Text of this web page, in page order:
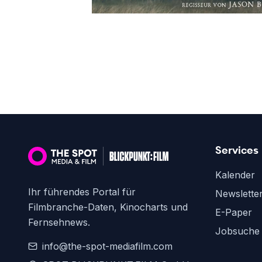
Ihr führendes Portal für
Filmbranche-Daten, Kinocharts und
Fernsehnews.
info@the-spot-mediafilm.com
Services
Kalender
E-Paper
Jobsuche